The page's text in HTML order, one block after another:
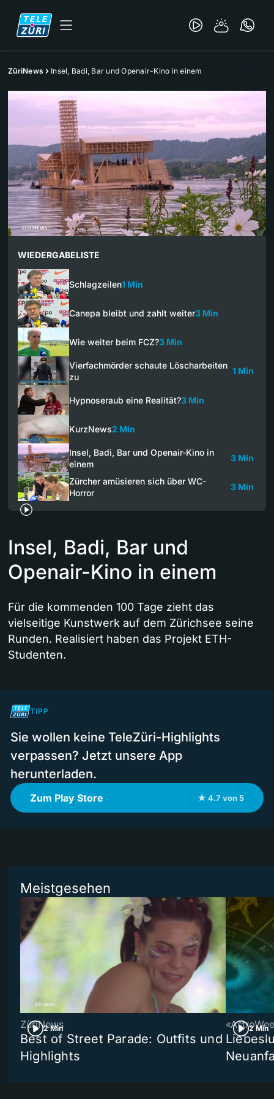
ZüriNews Insel, Badi, Bar und Openair-Kino in einem
WIEDERGABELISTE
Schlagzeilen1 Min
Canepa bleibt und zahlt weiter3 Min
Wie weiter beim FCZ?3 Min
Vierfachmörder schaute Löscharbeiten
zu
1 Min
Hypnoseraub eine Realität?3 Min
KurzNews2 Min
Insel, Badi, Bar und Openair-Kino in
einem
3 Min
Zürcher amüsieren sich über WC-
Horror
3 Min
Insel, Badi, Bar und
Openair-Kino in einem
Für die kommenden 100 Tage zieht das
vielseitige Kunstwerk auf dem Zürichsee seine
Runden. Realisiert haben das Projekt ETH-
Studenten.
TIPP
Sie wollen keine TeleZüri-Highlights
verpassen? Jetzt unsere App
herunterladen.
Zum Play Store ★ 4.7 von 5
Meistgesehen
2 Min
ZüriNews
Best of Street Parade: Outfits und
Highlights
2 Min